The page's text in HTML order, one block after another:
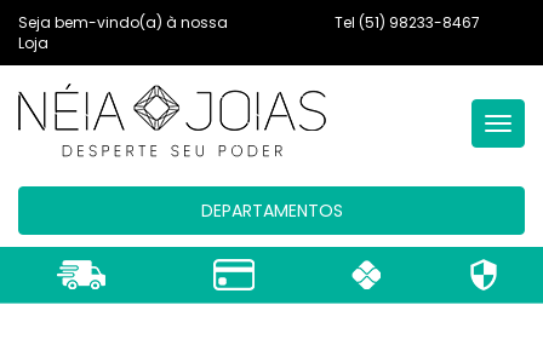
Seja bem-vindo(a) à nossa
Loja
Tel (51) 98233-8467
DEPARTAMENTOS